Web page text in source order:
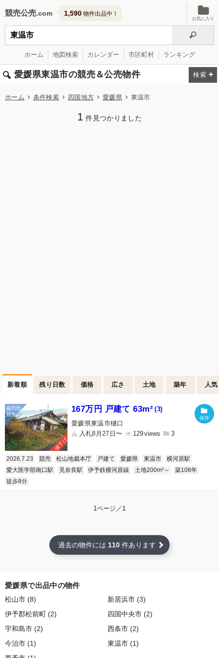
競売公売 1,590 物件出品中！
お気に入り
ホーム 地図検索 カレンダー 市区町村 ランキング
愛媛県東温市の競売＆公売物件
ホーム 条件検索 四国地方 愛媛県 東温市
1 件見つかりました
新着順 残り日数 価格 広さ 土地 築年 人気
値下げ
167万円 戸建て 63m² (3)
愛媛県東温市樋口
入札8月27日〜
129 3
2026.7.23 競売 松山地裁本庁 戸建て 愛媛県 東温市
横河原駅
愛大医学部南口駅
見奈良駅 伊予鉄横河原線 土地200m²～
築108年
徒歩8分
1ページ／1
過去の物件には 110 件あります
愛媛県で出品中の物件
松山市 (8) 新居浜市 (3)
伊予郡松前町 (2) 四国中央市 (2)
宇和島市 (2) 西条市 (2)
今治市 (1) 東温市 (1)